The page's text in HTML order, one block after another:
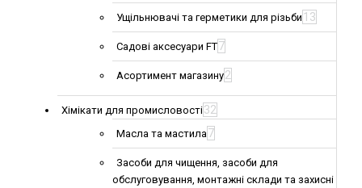
Ущільнювачі та герметики для різьби 13
Садові аксесуари FT7
Асортимент магазину2
Хімікати для промисловості32
Масла та мастила7
Засоби для чищення, засоби для
обслуговування, монтажні склади та захисні